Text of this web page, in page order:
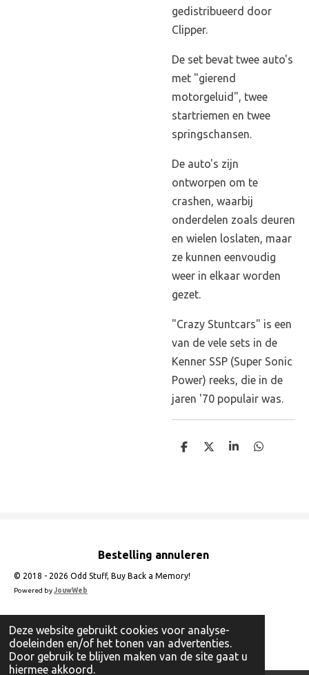
Deze website gebruikt cookies voor analyse-
doeleinden en/of het tonen van advertenties.
Door gebruik te blijven maken van de site gaat u
hiermee akkoord.
gedistribueerd door
Clipper.
De set bevat twee auto's
met "gierend
motorgeluid", twee
startriemen en twee
springschansen.
De auto's zijn
ontworpen om te
crashen, waarbij
onderdelen zoals deuren
en wielen loslaten, maar
ze kunnen eenvoudig
weer in elkaar worden
gezet.
"Crazy Stuntcars" is een
van de vele sets in de
Kenner SSP (Super Sonic
Power) reeks, die in de
jaren '70 populair was.
D
D
S
D
Bestelling annuleren
© 2018 - 2026 Odd Stuff, Buy Back a Memory!
Powered byJouwWeb